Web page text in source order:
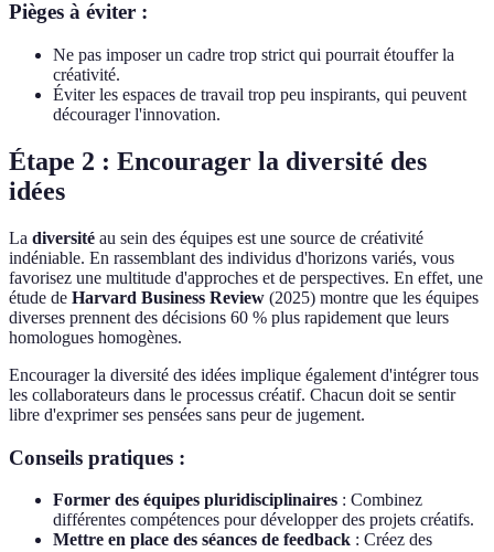
Pièges à éviter :
Ne pas imposer un cadre trop strict qui pourrait étouffer la
créativité.
Éviter les espaces de travail trop peu inspirants, qui peuvent
décourager l'innovation.
Étape 2 : Encourager la diversité des
idées
La diversité au sein des équipes est une source de créativité
indéniable. En rassemblant des individus d'horizons variés, vous
favorisez une multitude d'approches et de perspectives. En effet, une
étude de Harvard Business Review (2025) montre que les équipes
diverses prennent des décisions 60 % plus rapidement que leurs
homologues homogènes.
Encourager la diversité des idées implique également d'intégrer tous
les collaborateurs dans le processus créatif. Chacun doit se sentir
libre d'exprimer ses pensées sans peur de jugement.
Conseils pratiques :
Former des équipes pluridisciplinaires : Combinez
différentes compétences pour développer des projets créatifs.
Mettre en place des séances de feedback : Créez des